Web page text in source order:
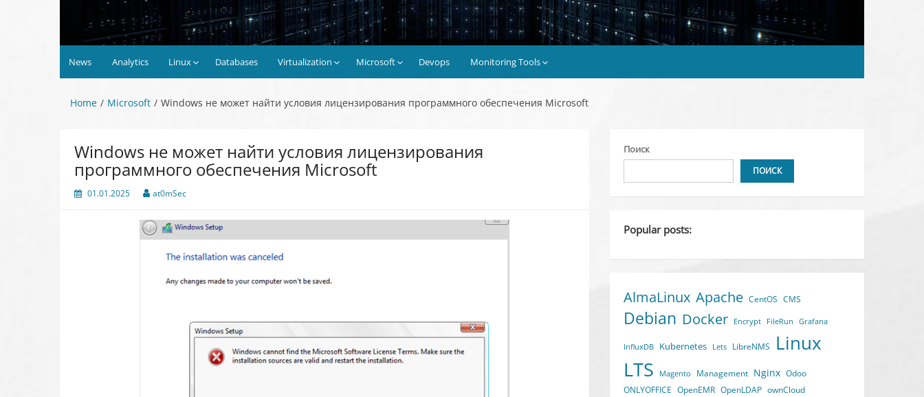
News Analytics Linux Databases Virtualization Microsoft Devops Monitoring Tools
Home Microsoft Windows не может найти условия лицензирования программного обеспечения Microsoft
Windows не может найти условия лицензирования
программного обеспечения Microsoft
01.01.2025 at0mSec
Поиск
ПОИСК
Popular posts:
AlmaLinux Apache CentOS CMS
Debian Docker Encrypt FileRun Grafana
InfluxDB Kubernetes Lets LibreNMS Linux
LTS Magento Management Nginx Odoo
ONLYOFFICE OpenEMR OpenLDAP ownCloud